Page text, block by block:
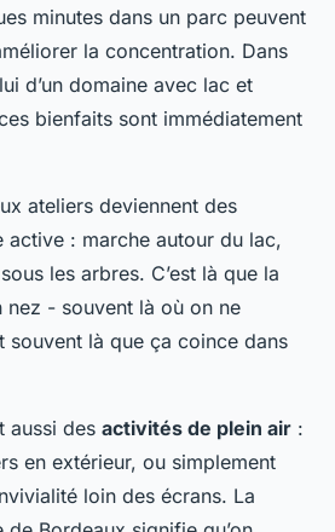
minutes dans un parc peuvent
la concentration. Dans
d’un domaine avec lac et
bienfaits sont immédiatement
ateliers deviennent des
active : marche autour du lac,
les arbres. C’est là que la
- souvent là où on ne
souvent là que ça coince dans
aussi des activités de plein air :
en extérieur, ou simplement
loin des écrans. La